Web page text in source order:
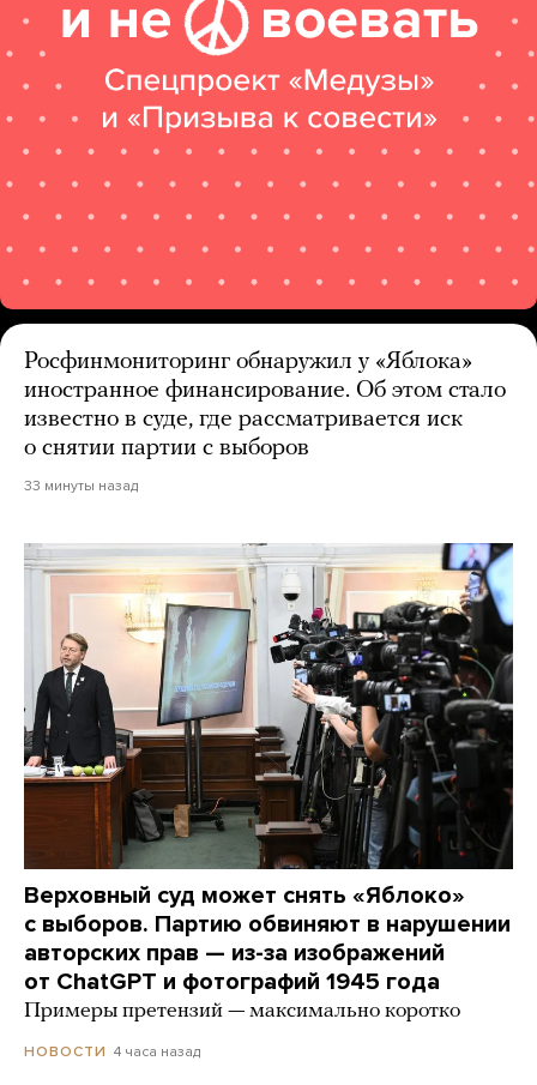
Росфинмониторинг обнаружил у «Яблока»
иностранное финансирование. Об этом стало
известно в суде, где рассматривается иск
о снятии партии с выборов
33 минуты назад
Верховный суд может снять «Яблоко»
с выборов. Партию обвиняют в нарушении
авторских прав — из-за изображений
от ChatGPT и фотографий 1945 года
Примеры претензий — максимально коротко
НОВОСТИ 4 часа назад